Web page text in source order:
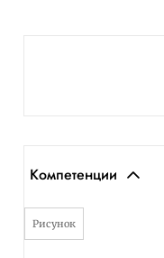
Компетенции
Рисунок